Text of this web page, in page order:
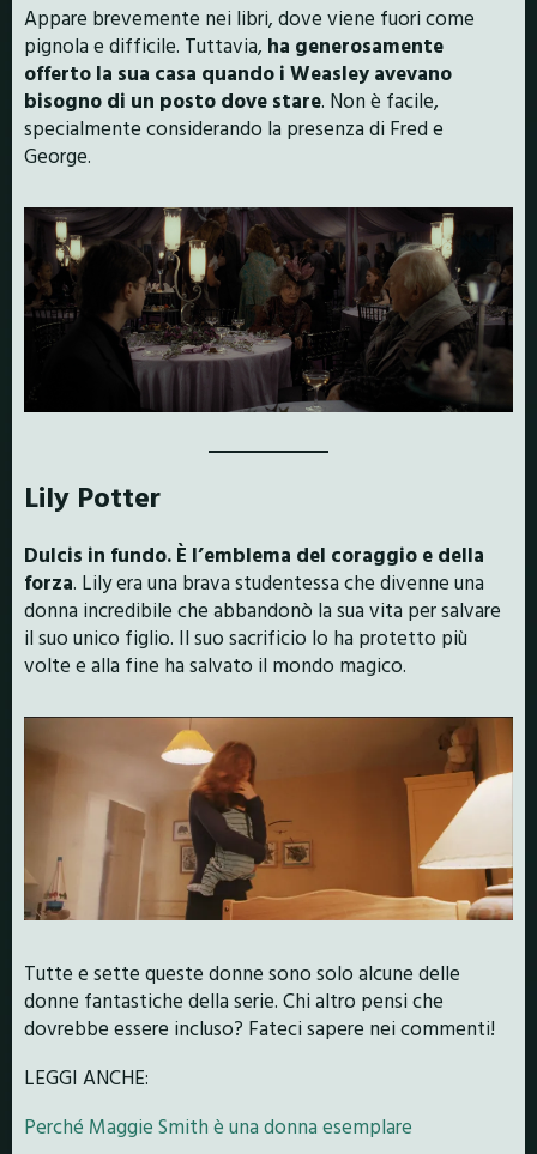
Appare brevemente nei libri, dove viene fuori come
pignola e difficile. Tuttavia, ha generosamente
offerto la sua casa quando i Weasley avevano
bisogno di un posto dove stare. Non è facile,
specialmente considerando la presenza di Fred e
George.
Lily Potter
Dulcis in fundo. È l’emblema del coraggio e della
forza. Lily era una brava studentessa che divenne una
donna incredibile che abbandonò la sua vita per salvare
il suo unico figlio. Il suo sacrificio lo ha protetto più
volte e alla fine ha salvato il mondo magico.
Tutte e sette queste donne sono solo alcune delle
donne fantastiche della serie. Chi altro pensi che
dovrebbe essere incluso? Fateci sapere nei commenti!
LEGGI ANCHE:
Perché Maggie Smith è una donna esemplare